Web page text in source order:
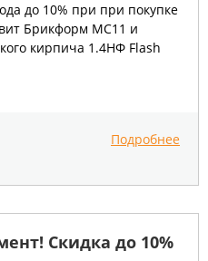
до 10% при при покупке
Брикформ МС11 и
кирпича 1.4НФ Flash
Подробнее
Скидка до 10%